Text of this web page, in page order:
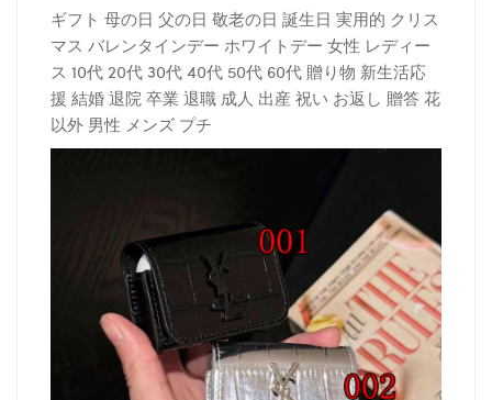
ギフト 母の日 父の日 敬老の日 誕生日 実用的 クリス
マス バレンタインデー ホワイトデー 女性 レディー
ス 10代 20代 30代 40代 50代 60代 贈り物 新生活応
援 結婚 退院 卒業 退職 成人 出産 祝い お返し 贈答 花
以外 男性 メンズ プチ